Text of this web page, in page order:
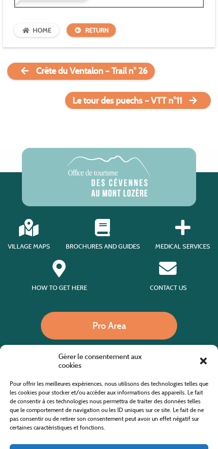
Gérer le consentement aux
cookies
Pour offrir les meilleures expériences, nous utilisons des technologies telles que
les cookies pour stocker et/ou accéder aux informations des appareils. Le fait
de consentir à ces technologies nous permettra de traiter des données telles
que le comportement de navigation ou les ID uniques sur ce site. Le fait de ne
pas consentir ou de retirer son consentement peut avoir un effet négatif sur
certaines caractéristiques et fonctions.
HOME RETURN
Crête du Ventalon – Trail n° 26
Le tour des puechs – VTT n°11
VILLAGE MAPS BROCHURES AND GUIDES MEDICAL SERVICES
HOW TO GET HERE CONTACT US
Pro Area
Website co-financed by the European Agricultural Fund for Rural Development
Europe invests in rural areas